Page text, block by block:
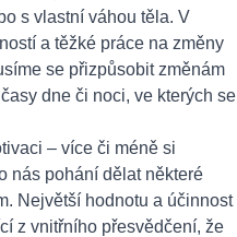
s vlastní váhou těla. V
a těžké práce na změny
se přizpůsobit změnám
dne či noci, ve kterých se
– více či méně si
nás pohání dělat některé
Největší hodnotu a účinnost
z vnitřního přesvědčení, že